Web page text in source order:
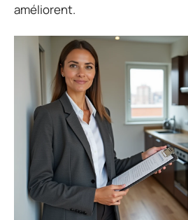
améliorent.